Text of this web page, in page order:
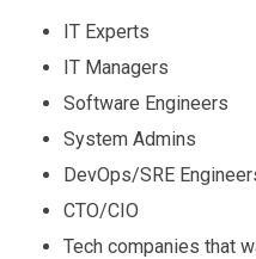
IT Experts
IT Managers
Software Engineers
System Admins
DevOps/SRE
CTO/CIO
Tech companies that